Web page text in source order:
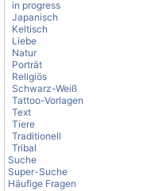
in progress
Japanisch
Keltisch
Liebe
Natur
Porträt
Religiös
Schwarz-Weiß
Tattoo-Vorlagen
Text
Tiere
Traditionell
Tribal
Suche
Super-Suche
Häufige Fragen